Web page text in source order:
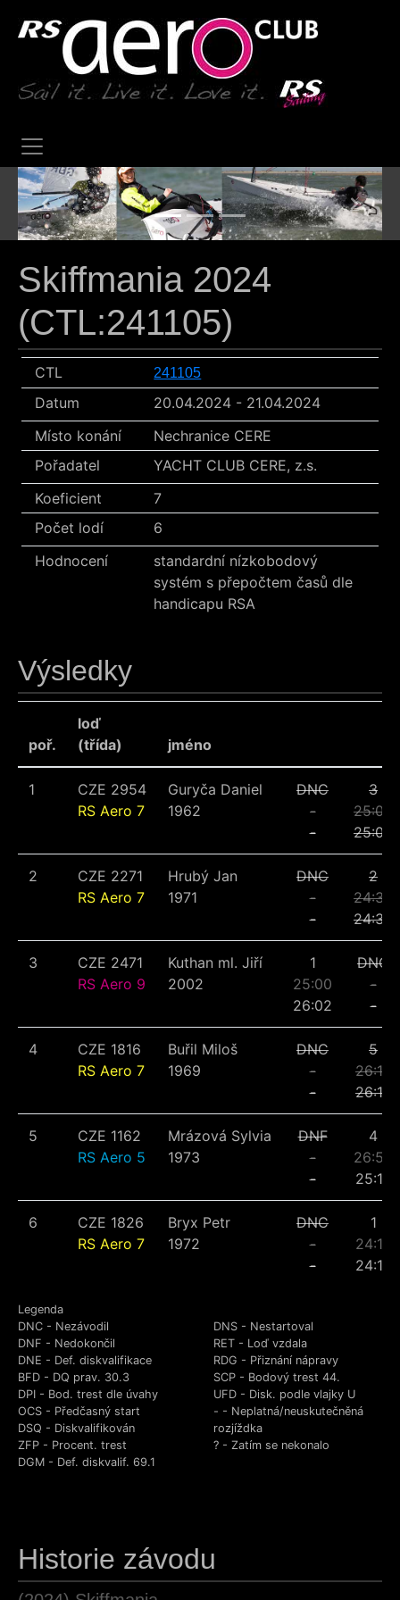
Previous Next
Skiffmania 2024
(CTL:241105)
CTL 241105
Datum
20.04.2024 - 21.04.2024
Místo konání
Nechranice CERE
Pořadatel
YACHT CLUB CERE, z.s.
Koeficient
7
Počet lodí
6
Hodnocení
standardní nízkobodový
systém s přepočtem časů dle
handicapu RSA
Výsledky
poř.
loď
(třída)
jméno
1
CZE 2954
RS Aero 7
Guryča Daniel
1962
DNC
-
-
3
25:02
25:02
2
CZE 2271
RS Aero 7
Hrubý Jan
1971
DNC
-
-
2
24:34
24:34
3
CZE 2471
RS Aero 9
Kuthan ml. Jiří
2002
1
25:00
26:02
DNC
-
-
4
CZE 1816
RS Aero 7
Buřil Miloš
1969
DNC
-
-
5
26:17
26:17
5
CZE 1162
RS Aero 5
Mrázová Sylvia
1973
DNF
-
-
4
26:58
25:12
6
CZE 1826
RS Aero 7
Bryx Petr
1972
DNC
-
-
1
24:10
24:10
Legenda
DNC - Nezávodil
DNF - Nedokončil
DNE - Def. diskvalifikace
BFD - DQ prav. 30.3
DPI - Bod. trest dle úvahy
DNS - Nestartoval
RET - Loď vzdala
RDG - Přiznání nápravy
SCP - Bodový trest 44.
UFD - Disk. podle vlajky U
OCS - Předčasný start
DSQ - Diskvalifikován
ZFP - Procent. trest
DGM - Def. diskvalif. 69.1
- - Neplatná/neuskutečněná
rozjíždka
? - Zatím se nekonalo
Historie závodu